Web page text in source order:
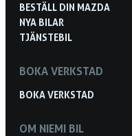
BESTÄLL DIN MAZDA
NYA BILAR
TJÄNSTEBIL
BOKA VERKSTAD
BOKA VERKSTAD
OM NIEMI BIL